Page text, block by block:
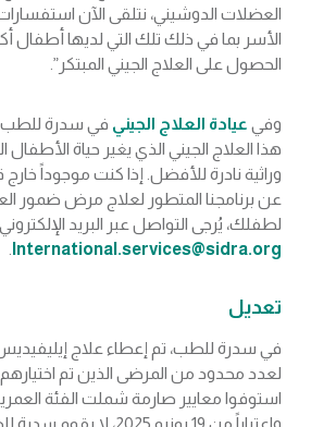
العضلات الدوشيني، نتلقى الآن
الأسر بما في ذلك تلك التي لديها أطفال
الحصول على العلاج الجيني المبتكر”.
وفيعيادة العلاج الجيني في سدرة للطب،
هذا العلاج الجيني الذي يغير حياة
وراثية نادرة للأفضل. إذا كنت موجوداً
عن برنامجنا المتطور لعلاج مرض ضمور
لطفلك، يُرجى التواصل عبر البريد
International.services@sidra.org
تعديل
لعدد محدود من المرضى الذين تم اختيارهم
استوفوا معايير صارمة شملت الفئة
واعتباراً من 19 يونيو 2025،